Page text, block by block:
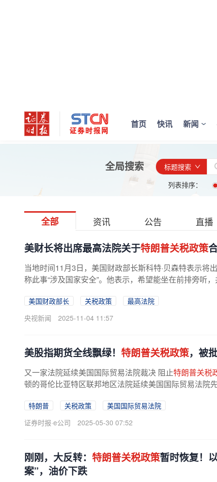
首页 快讯 新闻
全局搜索
标题搜索
列表排序：
全部 资讯 公告 直播
美财长将出席最高法院关于特朗普关税政策
当地时间11月3日，美国财政部长斯科特·贝森特表示将
称此事“涉及国家安全”。他表示，希望能坐在前排旁听
美国财政部长 关税政策
最高法院
央视新闻
2025-11-04 11:57
美股指期货全线飘绿！ 特朗普关税政策，被
又一家法院延续美国国际贸易法院裁决 阻止特朗普关税
顿的哥伦比亚特区联邦地区法院延续美国国际贸易法院
特朗普 关税政策
美国国际贸易法院
证券时报·e公司
2025-05-30 07:52
刚刚，大反转： 特朗普关税政策暂时恢复！
案”，油价下跌